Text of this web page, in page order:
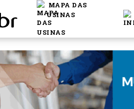
MAPA DAS
USINAS